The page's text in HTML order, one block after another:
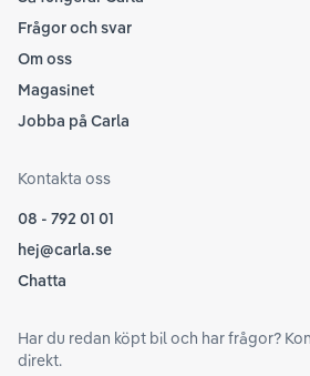
Frågor och svar
Om oss
Magasinet
Jobba på Carla
Kontakta oss
08 - 792 01 01
hej@carla.se
Chatta
Har du redan köpt bil och har frågor?
direkt.